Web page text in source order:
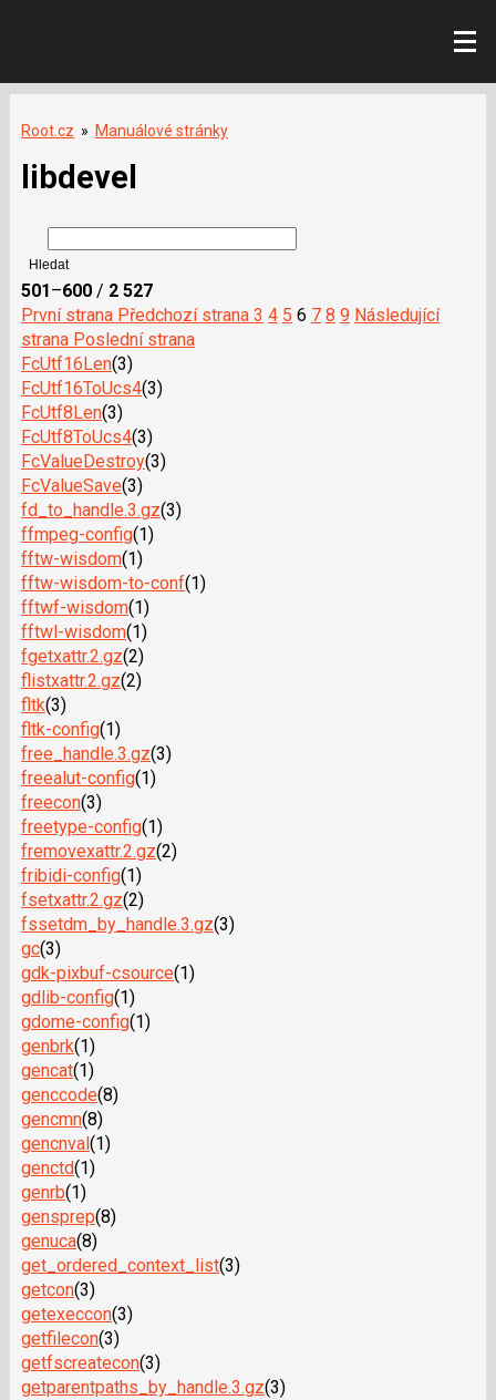
Root.cz » Manuálové stránky
libdevel
501 –600/ 2 527
První strana Předchozí strana 3 4 5 6 7 8 9 Následující
strana Poslední strana
FcUtf16Len(3)
FcUtf16ToUcs4(3)
FcUtf8Len(3)
FcUtf8ToUcs4(3)
FcValueDestroy(3)
FcValueSave(3)
fd_to_handle.3.gz(3)
ffmpeg-config(1)
fftw-wisdom(1)
fftw-wisdom-to-conf(1)
fftwf-wisdom(1)
fftwl-wisdom(1)
fgetxattr.2.gz(2)
flistxattr.2.gz(2)
fltk(3)
fltk-config(1)
free_handle.3.gz(3)
freealut-config(1)
freecon(3)
freetype-config(1)
fremovexattr.2.gz(2)
fribidi-config(1)
fsetxattr.2.gz(2)
fssetdm_by_handle.3.gz(3)
gc(3)
gdk-pixbuf-csource(1)
gdlib-config(1)
gdome-config(1)
genbrk(1)
gencat(1)
genccode(8)
gencmn(8)
gencnval (1)
genctd(1)
genrb(1)
gensprep(8)
genuca(8)
get_ordered_context_list(3)
getcon(3)
getexeccon(3)
getfilecon(3)
getfscreatecon(3)
getparentpaths_by_handle.3.gz(3)